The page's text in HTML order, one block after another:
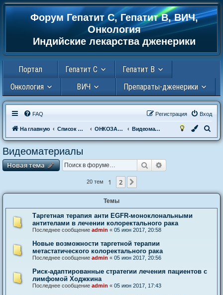
РегистрацияФорум Гепатит С, Гепатит В, ВИЧ,
Онкология
Индийские лекарства дженерики
Портал Гепатит С
Гепатит В
Онкология
ВИЧ Препараты-дженерики
FAQ Вход
Регистрация
На главную Список форумов ОНКОЗАБОЛЕВАНИЯ Видеоматериалы
о
Видеоматериалы
Новая тема
Новаятема Поиск
20 тем 1 2
Темы
Таргетная терапия анти EGFR-моноклональными
антителами в лечении колоректального рака
Последнее сообщение admin « 05 июн 2017, 20:58
Новые возможности таргетной терапии
метастатического колоректального рака
Последнее сообщение admin « 05 июн 2017, 20:56
Риск-адаптированные стратегии лечения пациентов с
лимфомой Ходжкина
Последнее сообщение admin « 05 июн 2017, 17:43